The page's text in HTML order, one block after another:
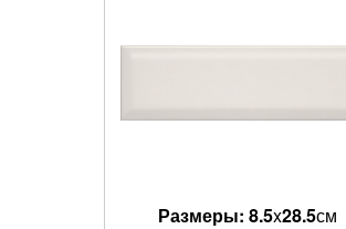
Размеры: 8.5x28.5см